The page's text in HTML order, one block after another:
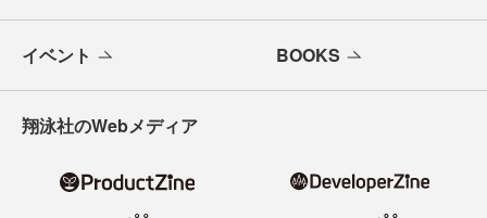
イベント BOOKS
翔泳社のWebメディア